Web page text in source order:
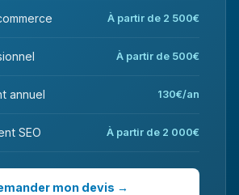
À partir de 2 500€
À partir de 500€
annuel 130€/an
SEO À partir de 2 000€
mon devis →